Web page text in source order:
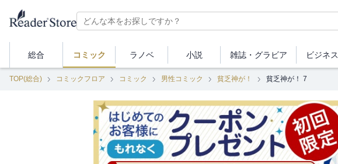
総合 コミック ラノベ 小説 雑誌・ グラビア ビジネス
TOP(総合) コミックフロア コミック 男性コミック 貧乏神が！ 貧乏神が！ 7